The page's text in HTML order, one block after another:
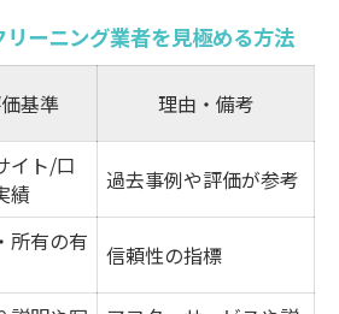
ーニング業者を見極める方法
基準 理由・備考
イト/口
績
過去事例や評価が参考
所有の有
信頼性の指標